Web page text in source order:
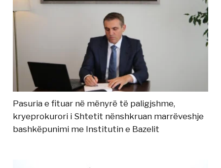
Pasuria e fituar në mënyrë të paligjshme,
kryeprokurori i Shtetit nënshkruan marrëveshje
bashkëpunimi me Institutin e Bazelit